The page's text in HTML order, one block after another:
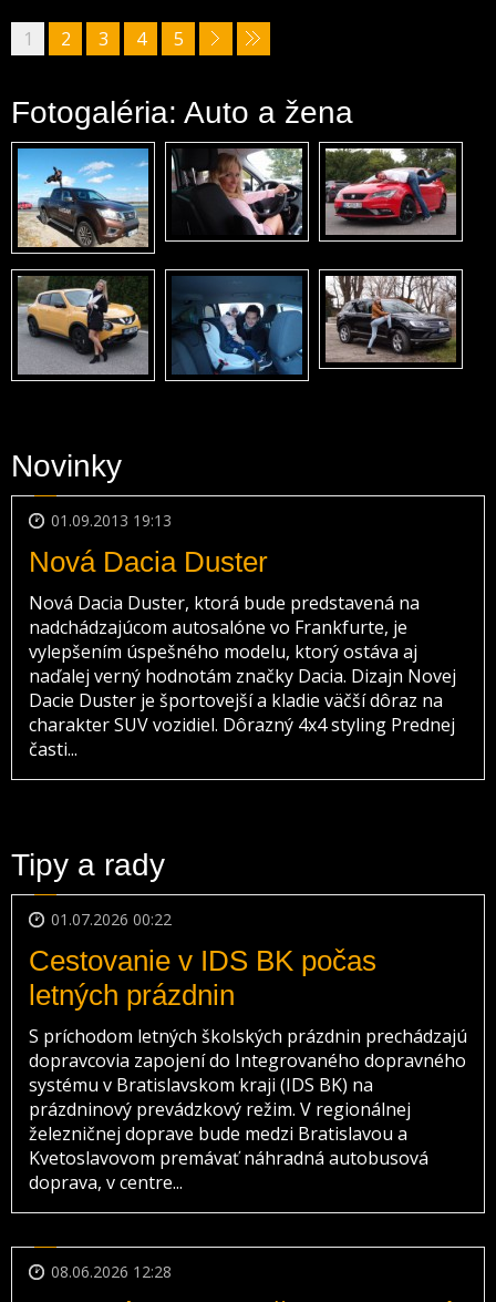
1 2 3 4 5
Fotogaléria: Auto a žena
Novinky
01.09.2013 19:13
Nová Dacia Duster
Nová Dacia Duster, ktorá bude predstavená na
nadchádzajúcom autosalóne vo Frankfurte, je
vylepšením úspešného modelu, ktorý ostáva aj
naďalej verný hodnotám značky Dacia. Dizajn Novej
Dacie Duster je športovejší a kladie väčší dôraz na
charakter SUV vozidiel. Dôrazný 4x4 styling Prednej
časti...
Tipy a rady
01.07.2026 00:22
Cestovanie v IDS BK počas
letných prázdnin
S príchodom letných školských prázdnin prechádzajú
dopravcovia zapojení do Integrovaného dopravného
systému v Bratislavskom kraji (IDS BK) na
prázdninový prevádzkový režim. V regionálnej
železničnej doprave bude medzi Bratislavou a
Kvetoslavovom premávať náhradná autobusová
doprava, v centre...
08.06.2026 12:28